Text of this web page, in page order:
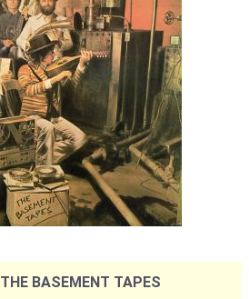
THE BASEMENT TAPES